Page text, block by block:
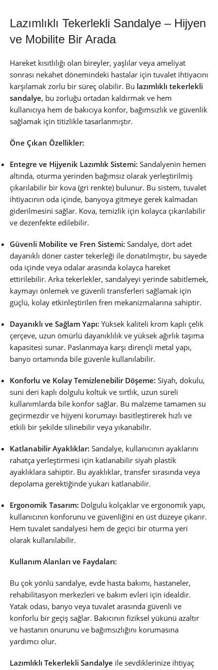
Lazımlıklı Tekerlekli Sandalye – Hijyen
ve Mobilite Bir Arada
Hareket kısıtlılığı olan bireyler, yaşlılar veya ameliyat
sonrası nekahet dönemindeki hastalar için tuvalet ihtiyacını
karşılamak zorlu bir süreç olabilir. Bu lazımlıklı tekerlekli
sandalye, bu zorluğu ortadan kaldırmak ve hem
kullanıcıya hem de bakıcıya konfor, bağımsızlık ve güvenlik
sağlamak için titizlikle tasarlanmıştır.
Öne Çıkan Özellikler:
Entegre ve Hijyenik Lazımlık Sistemi: Sandalyenin hemen
altında, oturma yerinden bağımsız olarak yerleştirilmiş
çıkarılabilir bir kova (gri renkte) bulunur. Bu sistem, tuvalet
ihtiyacının oda içinde, banyoya gitmeye gerek kalmadan
giderilmesini sağlar. Kova, temizlik için kolayca çıkarılabilir
ve dezenfekte edilebilir.
Güvenli Mobilite ve Fren Sistemi: Sandalye, dört adet
dayanıklı döner caster tekerleği ile donatılmıştır, bu sayede
oda içinde veya odalar arasında kolayca hareket
ettirilebilir. Arka tekerlekler, sandalyeyi yerinde sabitlemek,
kaymayı önlemek ve güvenli transferleri sağlamak için
güçlü, kolay etkinleştirilen fren mekanizmalarına sahiptir.
Dayanıklı ve Sağlam Yapı: Yüksek kaliteli krom kaplı çelik
çerçeve, uzun ömürlü dayanıklılık ve yüksek ağırlık taşıma
kapasitesi sunar. Paslanmaya karşı dirençli metal yapı,
banyo ortamında bile güvenle kullanılabilir.
Konforlu ve Kolay Temizlenebilir Döşeme: Siyah, dokulu,
suni deri kaplı dolgulu koltuk ve sırtlık, uzun süreli
kullanımlarda bile konfor sağlar. Bu malzeme tamamen su
geçirmezdir ve hijyeni korumayı basitleştirerek hızlı ve
etkili bir şekilde silinebilir veya yıkanabilir.
Katlanabilir Ayaklıklar: Sandalye, kullanıcının ayaklarını
rahatça yerleştirmesi için katlanabilir siyah plastik
ayaklıklara sahiptir. Bu ayaklıklar, transfer sırasında veya
depolama gerektiğinde yukarı katlanabilir.
Ergonomik Tasarım: Dolgulu kolçaklar ve ergonomik yapı,
kullanıcının konforunu ve güvenliğini en üst düzeye çıkarır.
Hem tuvalet sandalyesi hem de geçici bir oturma yeri
olarak kullanılabilir.
Kullanım Alanları ve Faydaları:
Bu çok yönlü sandalye, evde hasta bakımı, hastaneler,
rehabilitasyon merkezleri ve bakım evleri için idealdir.
Yatak odası, banyo veya tuvalet arasında güvenli ve
konforlu bir geçiş sağlar. Bakıcının fiziksel yükünü azaltır
ve hastanın onurunu ve bağımsızlığını korumasına
yardımcı olur.
Lazımlıklı Tekerlekli Sandalye ile sevdiklerinize ihtiyaç